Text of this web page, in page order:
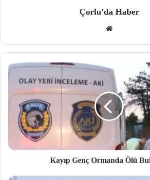
Çorlu'da Haber
site
Kayıp Genç Ormanda Ölü